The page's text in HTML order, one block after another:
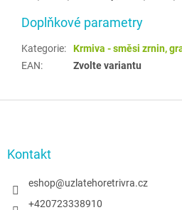
Doplňkové parametry
Kategorie:
Krmiva - směsi zrnin,
EAN: Zvolte variantu
Kontakt
eshop@uzlatehoretrivra.cz
+420723338910